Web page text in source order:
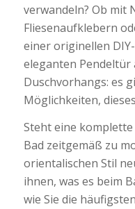
verwandeln? Ob mit
Fliesenaufklebern
einer originellen
eleganten Pendeltür
Duschvorhangs: es
Möglichkeiten,
Steht eine
Bad zeitgemäß zu
orientalischen Stil
ihnen, was es beim
wie Sie die